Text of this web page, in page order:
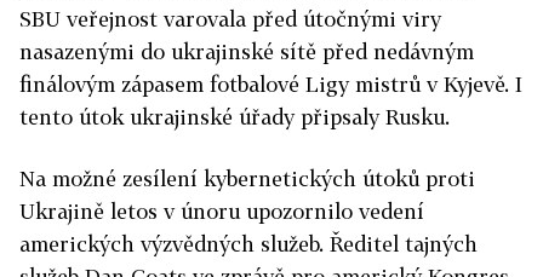
SBU veřejnost varovala před útočnými viry
nasazenými do ukrajinské sítě před nedávným
finálovým zápasem fotbalové Ligy mistrů v Kyjevě. I
tento útok ukrajinské úřady připsaly Rusku.
Na možné zesílení kybernetických útoků proti
Ukrajině letos v únoru upozornilo vedení
amerických výzvědných služeb. Ředitel tajných